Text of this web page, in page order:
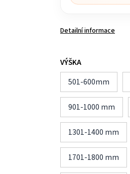
Detailní informace
VÝŠKA
501-600mm
901-1000 mm
1301-1400 mm
1701-1800 mm